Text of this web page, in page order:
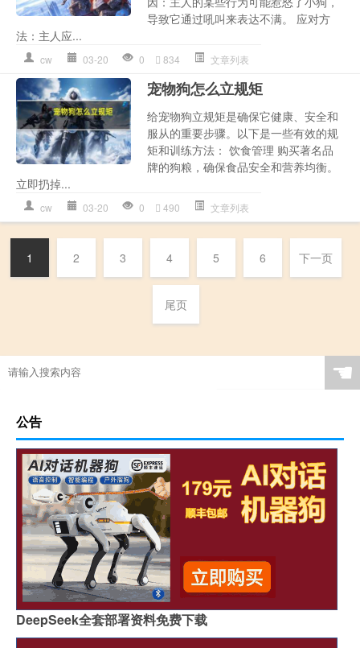
导致它通过吼叫来表达不满。 应对方
法：主人应...
cw 03-20 0 834 文章列表
宠物狗怎么立规矩
给宠物狗立规矩是确保它健康、安全和
服从的重要步骤。以下是一些有效的规
矩和训练方法： 饮食管理 购买著名品
牌的狗粮，确保食品安全和营养均衡。
立即扔掉...
cw 03-20 0 490 文章列表
1 2 3 4 5 6 下一页
尾页
☚
公告
DeepSeek全套部署资料免费下载